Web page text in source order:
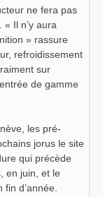
ne fera pas
Il n’y aura
» rassure
refroidissement
sur
de gamme
les pré-
jorus le site
qui précède
en juin, et le
d’année.